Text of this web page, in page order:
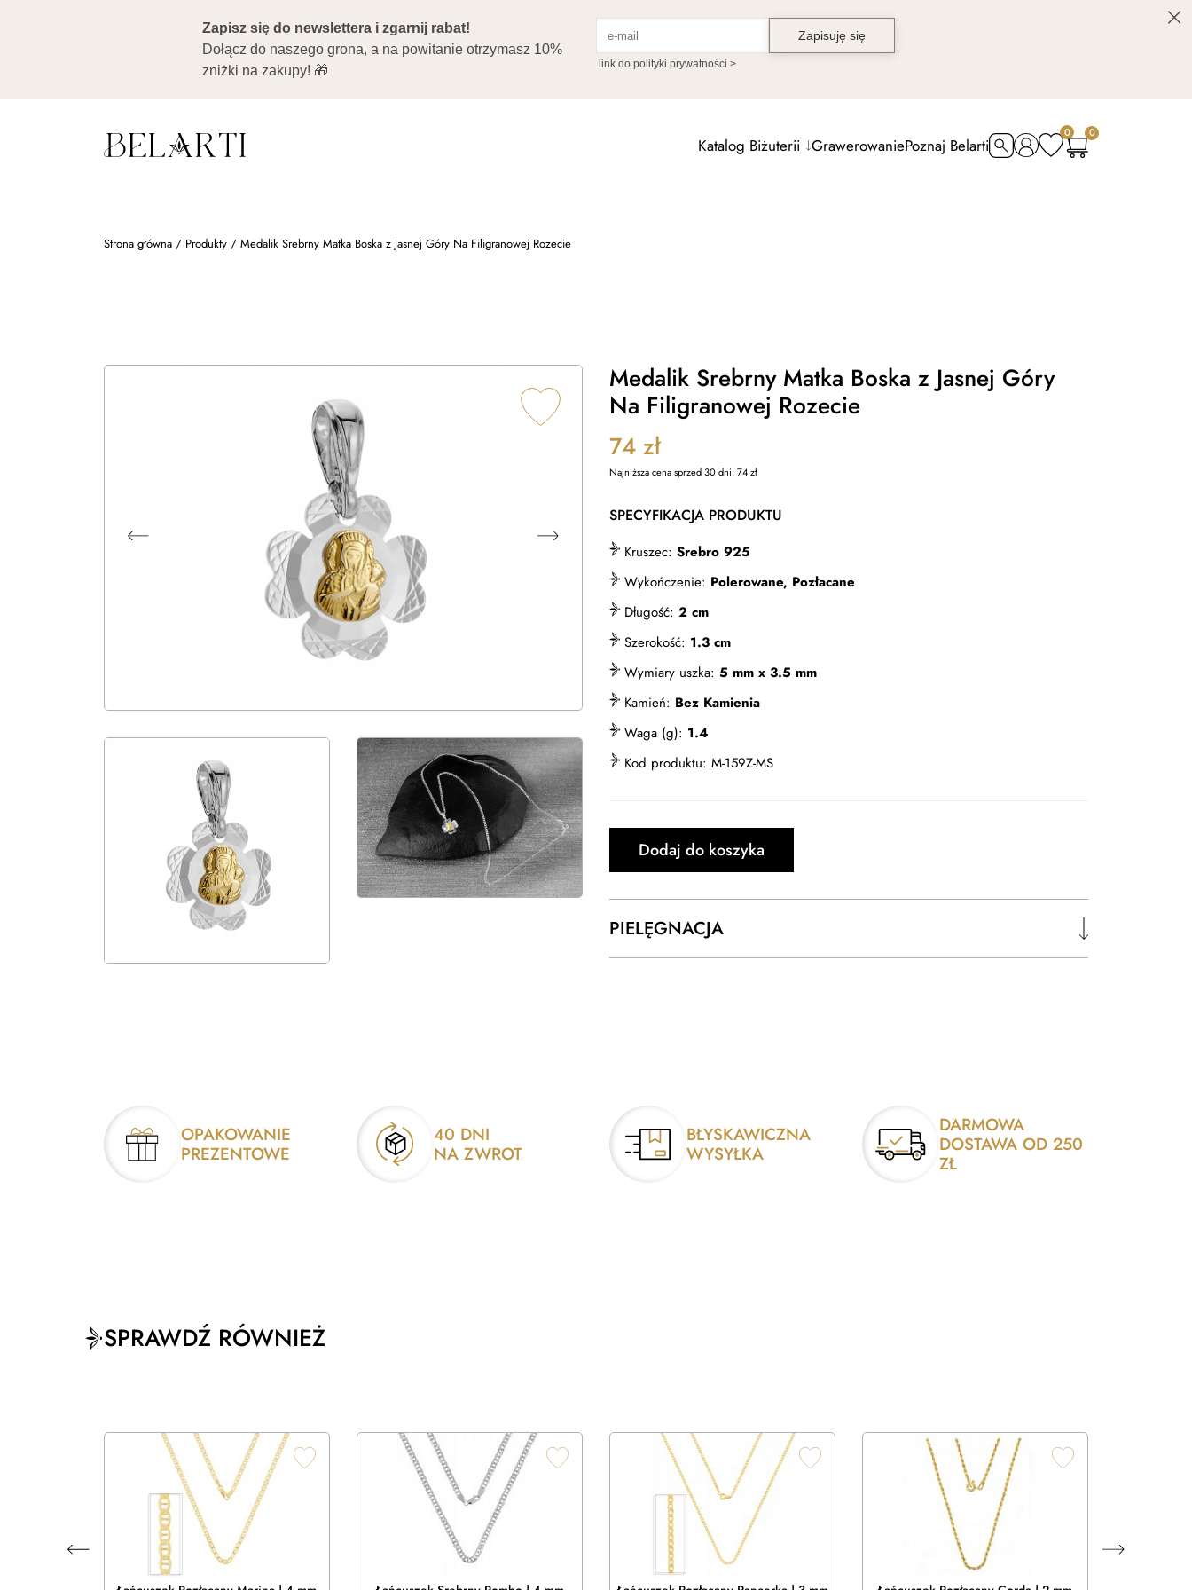
Katalog Biżuterii GrawerowaniePoznaj Belarti
0 0
Strona główna / Produkty / Medalik Srebrny Matka Boska z Jasnej Góry Na Filigranowej Rozecie
Medalik Srebrny Matka Boska z Jasnej Góry
Na Filigranowej Rozecie
74 zł
Najniższa cena sprzed 30 dni:74zł
SPECYFIKACJA PRODUKTU
Kruszec: Srebro 925
Wykończenie: Polerowane, Pozłacane
Długość: 2 cm
Szerokość: 1.3 cm
Wymiary uszka: 5 mm x 3.5 mm
Kamień: Bez Kamienia
Waga (g): 1.4
Kod produktu: M-159Z-MS
Dodaj do koszyka
PIELĘGNACJA
OPAKOWANIE
PREZENTOWE
40 DNI
NA ZWROT
BŁYSKAWICZNA
WYSYŁKA
DARMOWA
DOSTAWA OD 250
ZŁ
SPRAWDŹ RÓWNIEŻ